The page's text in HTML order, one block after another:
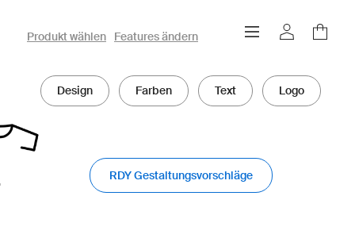
owayo 3D-Konfigurator
Produkt wählen Features ändern
Design Farben Text Logo
RDY Gestaltungsvorschläge